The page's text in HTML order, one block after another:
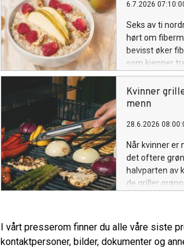
6.7.2026
Seks av ti
hørt om
bevisst øker
som kjenner
som er «svært
mer enn
som ikke har
Kvinner
menn
28.6.2026
Når kvinner er
det oftere
halvparten av
de griller
Respons
I vårt presserom finner du alle våre siste
kontaktpersoner, bilder, dokumenter og